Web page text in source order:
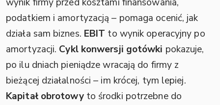
podatkiem i amortyzacją – pomaga ocenić, jak
działa sam biznes. EBIT to wynik operacyjny po
amortyzacji. Cykl konwersji gotówki pokazuje,
po ilu dniach pieniądze wracają do firmy z
bieżącej działalności – im krócej, tym lepiej.
Kapitał obrotowyto środki potrzebne do